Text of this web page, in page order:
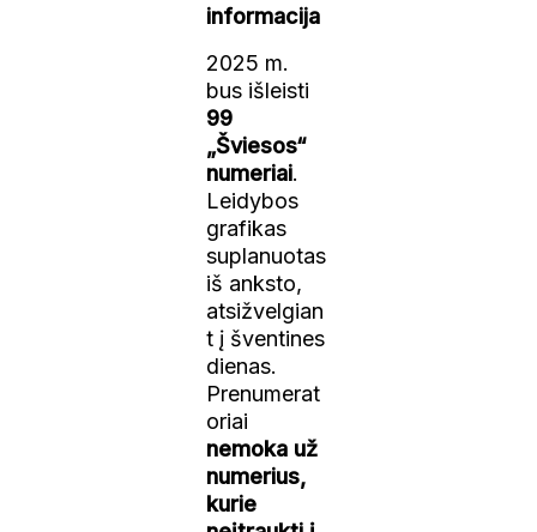
informacija
2025 m.
bus išleisti
99
„Šviesos“
numeriai.
Leidybos
grafikas
suplanuotas
iš anksto,
atsižvelgian
t į šventines
dienas.
Prenumerat
oriai
nemoka už
numerius,
kurie